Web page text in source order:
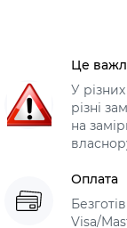
Це
У
різні
на
Оплата
Visa/